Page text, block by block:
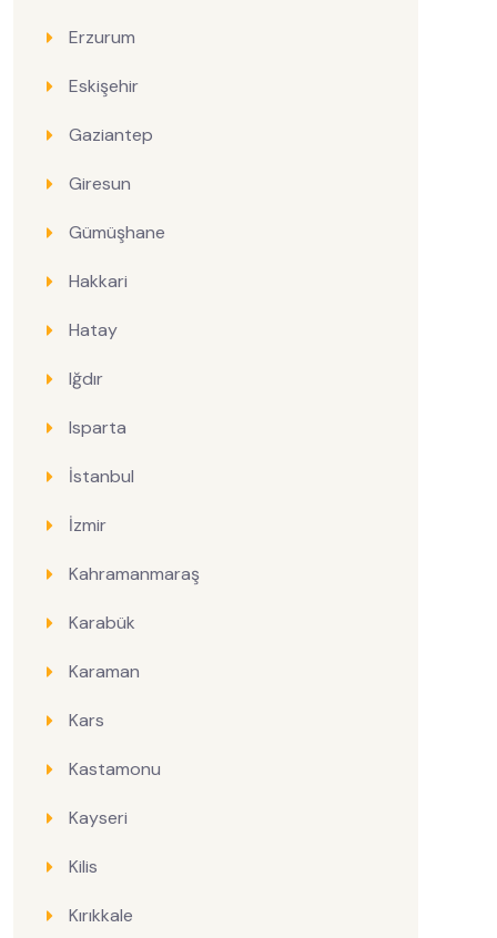
Erzurum
Eskişehir
Gaziantep
Giresun
Gümüşhane
Hakkari
Hatay
Iğdır
Isparta
İstanbul
İzmir
Kahramanmaraş
Karabük
Karaman
Kars
Kastamonu
Kayseri
Kilis
Kırıkkale